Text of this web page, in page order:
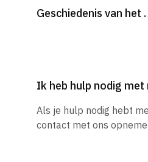
Geschiedenis van het
Ik heb hulp nodig met
Als je hulp nodig hebt
contact met ons